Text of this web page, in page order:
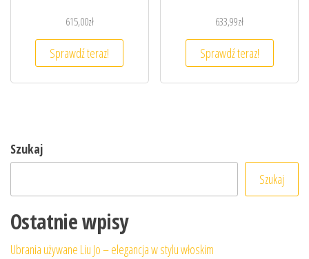
615,00zł
Sprawdź teraz!
633,99zł
Sprawdź teraz!
Szukaj
Szukaj
Ostatnie wpisy
Ubrania używane Liu Jo – elegancja w stylu włoskim